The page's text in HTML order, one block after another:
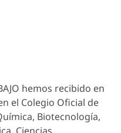
hemos recibido en
el Colegio Oficial de
Biotecnología,